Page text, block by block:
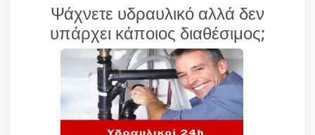
Ψάχνετε υδραυλικό αλλά δεν
υπάρχει κάποιος διαθέσιμος;